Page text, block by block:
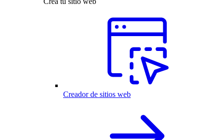
Creador de sitios web